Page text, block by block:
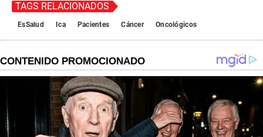
TAGS RELACIONADOS
EsSalud Ica Pacientes Cáncer Oncológicos